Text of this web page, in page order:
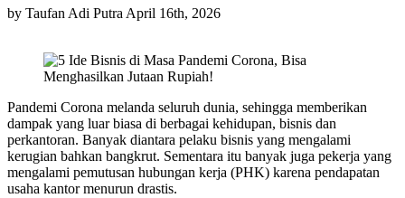
by Taufan Adi PutraApril 16th, 2026
Pandemi Corona melanda seluruh dunia, sehingga memberikan
dampak yang luar biasa di berbagai kehidupan, bisnis dan
perkantoran. Banyak diantara pelaku bisnis yang mengalami
kerugian bahkan bangkrut. Sementara itu banyak juga pekerja yang
mengalami pemutusan hubungan kerja (PHK) karena pendapatan
usaha kantor menurun drastis.